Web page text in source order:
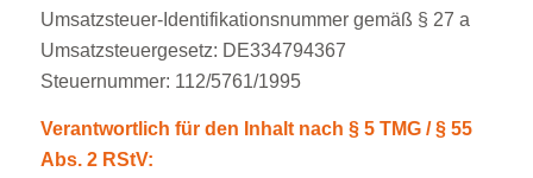
Umsatzsteuer-Identifikationsnummer gemäß § 27 a
Umsatzsteuergesetz: DE334794367
Steuernummer: 112/5761/1995
Verantwortlich für den Inhalt nach § 5 TMG / § 55
Abs. 2 RStV: